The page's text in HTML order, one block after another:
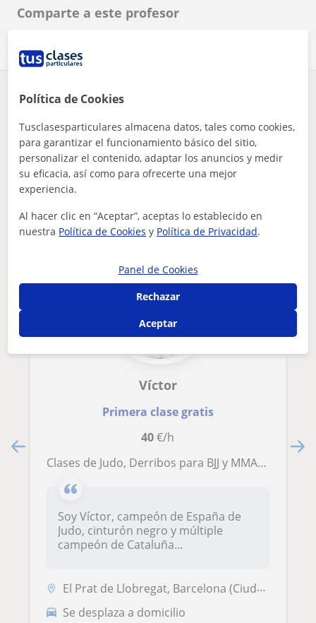
Comparte a este profesor
¿Hay algún error en este perfil?
Tus clases particulares Artes marciales
Barcelona
instructor artes marciales mixtas
Otros profesores de Artes marciales en
Barcelona que pueden interesarte
Víctor
Primera clase gratis
40€/h
Clases de Judo, Derribos para BJJ y MMA, Defensa Personal y Preparación Física para Luchadores/as
Soy Víctor, campeón de España de
Judo, cinturón negro y múltiple
campeón de Cataluña...
El Prat de Llobregat, Barcelona (Ciudad), Cornellà de Llobregat, Esplu...
Se desplaza a domicilio
Política de Cookies
Tusclasesparticulares almacena datos, tales como cookies,
para garantizar el funcionamiento básico del sitio,
personalizar el contenido, adaptar los anuncios y medir
su eficacia, así como para ofrecerte una mejor
experiencia.
Al hacer clic en “Aceptar”, aceptas lo establecido en
nuestra Política de Cookies y Política de Privacidad.
Panel de Cookies
Rechazar
Aceptar